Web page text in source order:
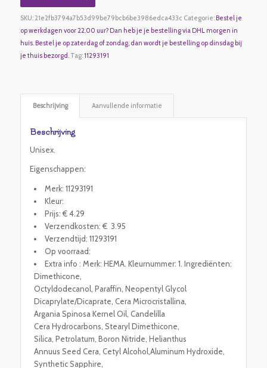
SKU: 21e2fb3794a7b53d99be79bcb6be3986edca433c Categorie: Bestel je
op werkdagen voor 22.00 uur? Dan heb je je bestelling via DHL morgen in
huis. Bestel je op zaterdag of zondag, dan wordt je bestelling op dinsdag bij
je thuis bezorgd. Tag:11293191
Beschrijving Aanvullende informatie
Beschrijving
Unisex.
Eigenschappen:
Merk: 11293191
Kleur:
Prijs: € 4.29
Verzendkosten: € 3.95
Verzendtijd: 11293191
Op voorraad:
Extra info : Merk: HEMA. Kleurnummer: 1. Ingrediënten:
Dimethicone,
Octyldodecanol, Paraffin, Neopentyl Glycol
Dicaprylate/Dicaprate, Cera Microcristallina,
Argania Spinosa Kernel Oil, Candelilla
Cera Hydrocarbons, Stearyl Dimethicone,
Silica, Petrolatum, Boron Nitride, Helianthus
Annuus Seed Cera, Cetyl Alcohol,Aluminum Hydroxide,
Synthetic Sapphire,